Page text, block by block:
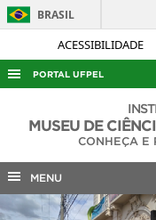
ACESSIBILIDADE
BRASIL
PORTAL UFPEL
ACESSO À INFORMAÇÃO
COBALTO
CONCURSOS
MUSEU DE
CONHEÇA E
MENU